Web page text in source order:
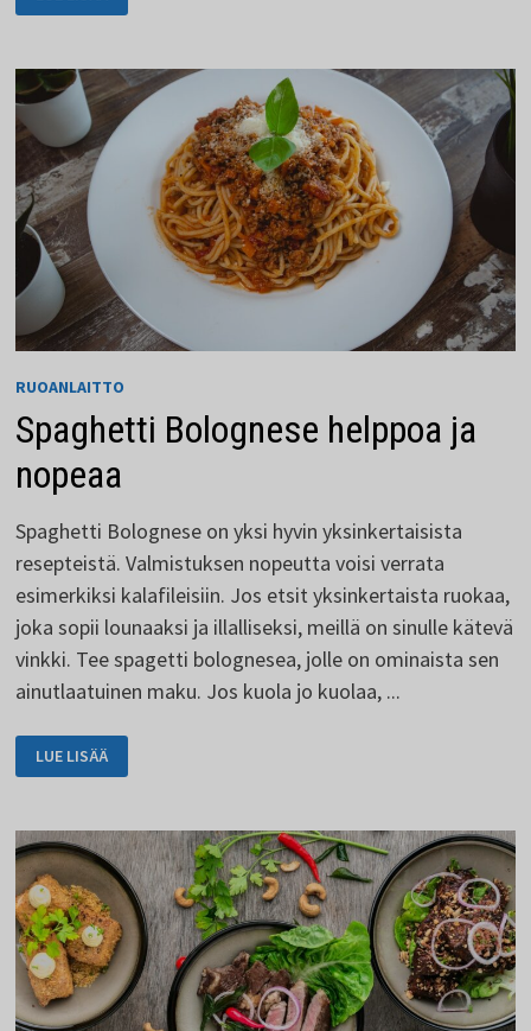
OLLA
MUODOLTAAN
ERINOMAISIA.
RUOANLAITTO
Spaghetti Bolognese helppoa ja
nopeaa
Spaghetti Bolognese on yksi hyvin yksinkertaisista
resepteistä. Valmistuksen nopeutta voisi verrata
esimerkiksi kalafileisiin. Jos etsit yksinkertaista ruokaa,
joka sopii lounaaksi ja illalliseksi, meillä on sinulle kätevä
vinkki. Tee spagetti bolognesea, jolle on ominaista sen
ainutlaatuinen maku. Jos kuola jo kuolaa, ...
SPAGHETTI
BOLOGNESE
HELPPOA
LUE LISÄÄ